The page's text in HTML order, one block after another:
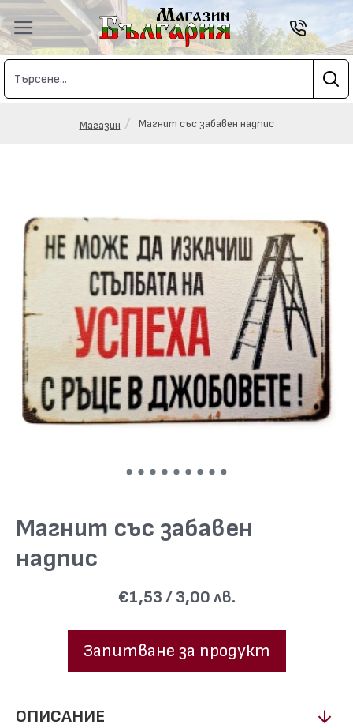
Магазин Магнит със забавен надпис
Магнит със забавен
надпис
€1,53 / 3,00 лв.
Запитване за продукт
ОПИСАНИЕ